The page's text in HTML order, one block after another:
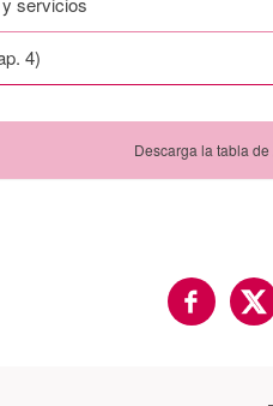
4)
Descarga la tabla de